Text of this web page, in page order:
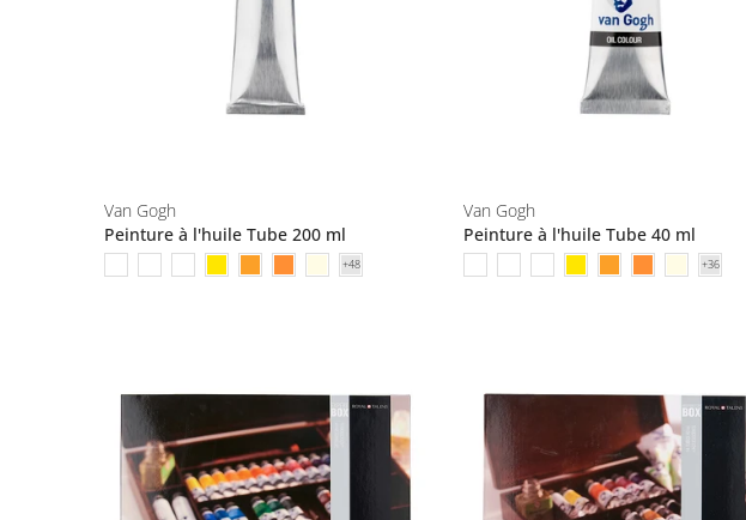
Van Gogh
Peinture à l'huile Tube 200 ml
Van Gogh
Peinture à l'huile Tube 40 ml